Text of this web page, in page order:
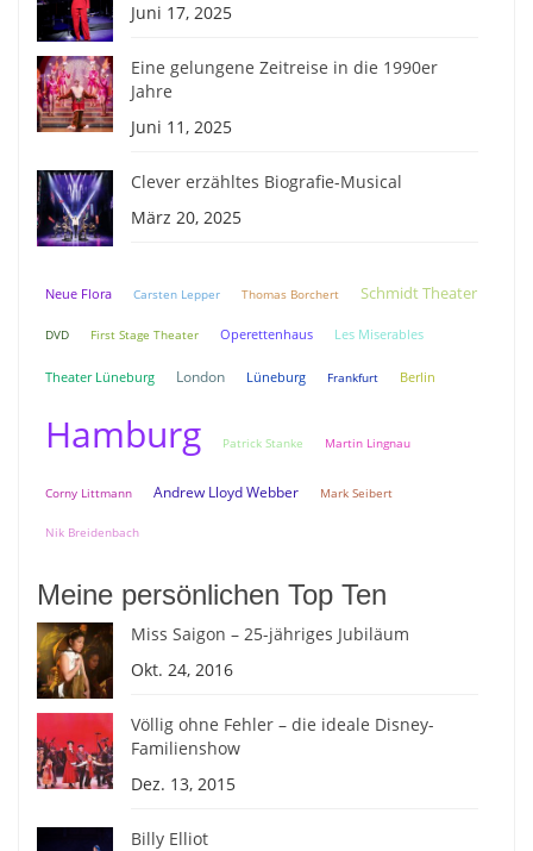
Juni 17, 2025
Eine gelungene Zeitreise in die 1990er
Jahre
Juni 11, 2025
Clever erzähltes Biografie-Musical
März 20, 2025
Neue Flora Carsten Lepper Thomas Borchert Schmidt Theater
DVD First Stage Theater Operettenhaus Les Miserables
Theater Lüneburg London Lüneburg Frankfurt Berlin
Hamburg Patrick Stanke Martin Lingnau
Corny Littmann Andrew Lloyd Webber Mark Seibert
Nik Breidenbach
Meine persönlichen Top Ten
Miss Saigon – 25-jähriges Jubiläum
Okt. 24, 2016
Völlig ohne Fehler – die ideale Disney-
Familienshow
Dez. 13, 2015
Billy Elliot